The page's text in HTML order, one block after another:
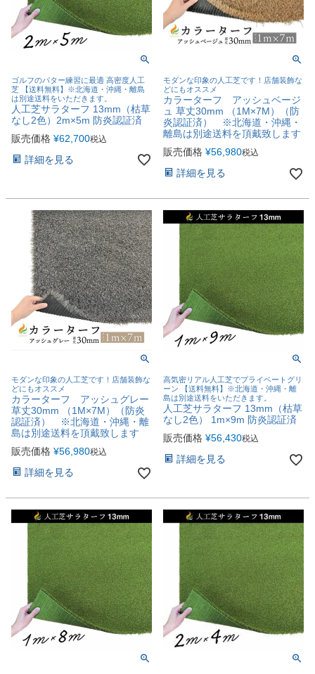
ゴルフのパター練習に最適 高密度人工
芝 【送料無料】※北海道・沖縄・離島
は別途送料をいただきます。
人工芝サラターフ 13mm（枯草
なし2色）2m×5m 防炎認証済
販売価格 ¥62,700税込
詳細を見る
モダンな印象の人工芝です！店舗装飾な
どにもオススメ
カラーターフ アッシュベージ
ュ 草丈30mm （1M×7M）（防
炎認証済） ※北海道・沖縄・
離島は別途送料を頂戴致します
販売価格 ¥56,980税込
詳細を見る
モダンな印象の人工芝です！店舗装飾な
どにもオススメ
カラーターフ アッシュグレー
草丈30mm （1M×7M）（防炎
認証済） ※北海道・沖縄・離
島は別途送料を頂戴致します
販売価格 ¥56,980税込
詳細を見る
高気密リアル人工芝でプライベートグリ
ーン 【送料無料】※北海道・沖縄・離
島は別途送料をいただきます。
人工芝サラターフ 13mm（枯草
なし2色） 1m×9m 防炎認証済
販売価格 ¥56,430税込
詳細を見る